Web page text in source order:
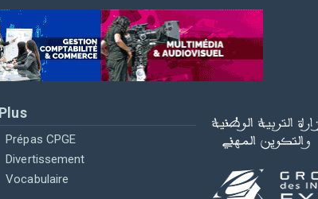
Plus
Prépas CPGE
Divertissement
Vocabulaire